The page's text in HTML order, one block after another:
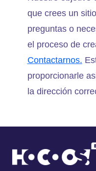
que crees un
preguntas o
el proceso de
Contactarnos.
proporcionarle
la dirección